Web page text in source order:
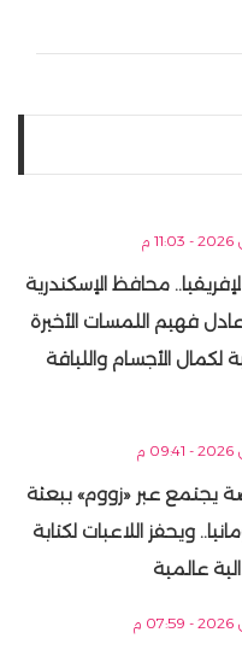
محافظ الإسكندرية
فهيم اللمسات الأخيرة
لكمال الأجسام واللياقة
يجتمع عبر «زووم» ببعثة
ويحفز اللاعبات لكتابة
عالمية